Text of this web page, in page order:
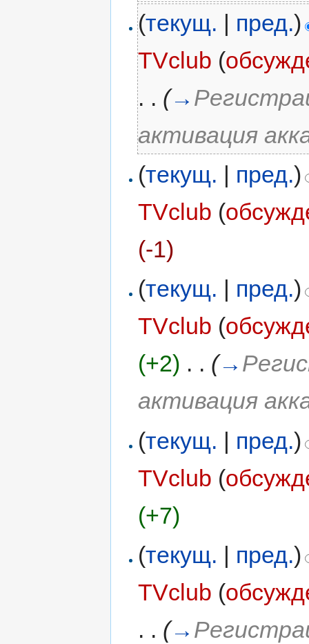
(текущ. | пред.)
TVclub (
. . (→
активация
(текущ. | пред.)
TVclub (
(-1)
(текущ. | пред.)
TVclub (
(+2) . . (→
активация
(текущ. | пред.)
TVclub (
(+7)
(текущ. | пред.)
TVclub (
. . (→